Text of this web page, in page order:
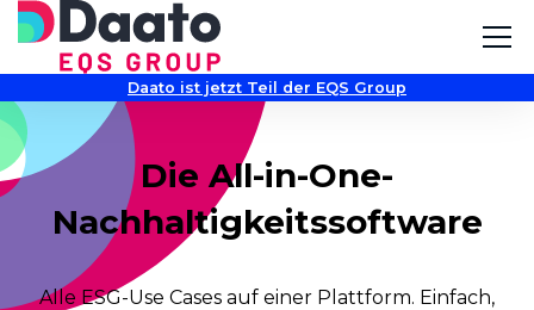
Daato ist jetzt Teil der EQS Group
Die All-in-One-
Nachhaltigkeitssoftware
Alle ESG-Use Cases auf einer Plattform. Einfach,